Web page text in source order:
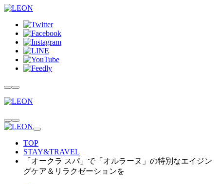
TOP
STAY&TRAVEL
「オークラ スパ」で「オルラーヌ」の特別なエイジン
グケア＆リラクゼーションを